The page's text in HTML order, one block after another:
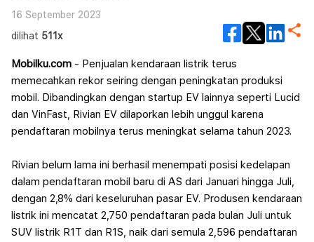
16 September 2023
dilihat 511x
Mobilku.com - Penjualan kendaraan listrik terus
memecahkan rekor seiring dengan peningkatan produksi
mobil. Dibandingkan dengan startup EV lainnya seperti Lucid
dan VinFast, Rivian EV dilaporkan lebih unggul karena
pendaftaran mobilnya terus meningkat selama tahun 2023.
Rivian belum lama ini berhasil menempati posisi kedelapan
dalam pendaftaran mobil baru di AS dari Januari hingga Juli,
dengan 2,8% dari keseluruhan pasar EV. Produsen kendaraan
listrik ini mencatat 2,750 pendaftaran pada bulan Juli untuk
SUV listrik R1T dan R1S, naik dari semula 2,596 pendaftaran